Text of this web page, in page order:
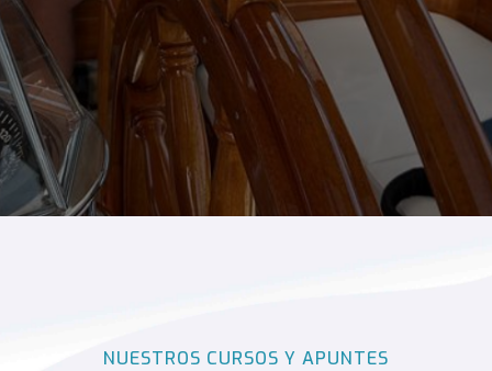
NUESTROS CURSOS Y APUNTES